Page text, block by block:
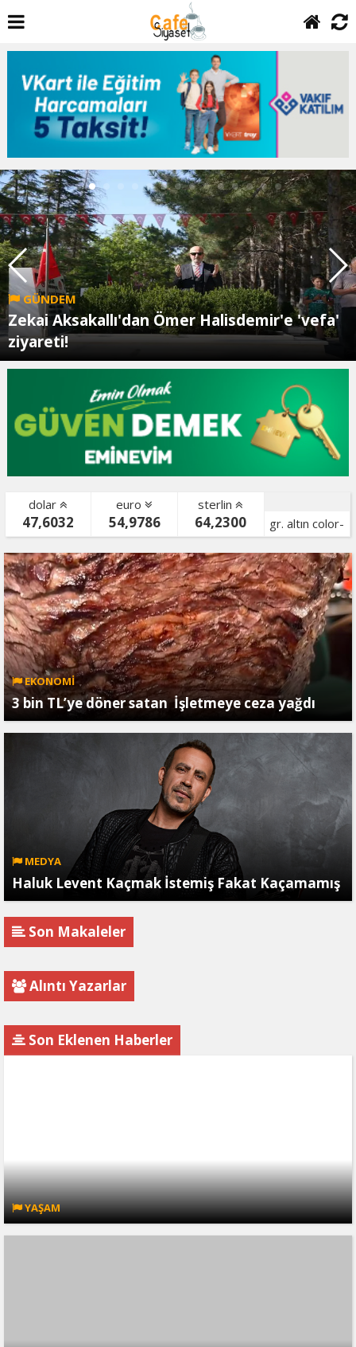
GÜNDEM
Zekai Aksakallı'dan Ömer Halisdemir'e 'vefa'
ziyareti!
dolar
47,6032
euro
54,9786
sterlin
64,2300
gr. altın color-
bist color-
EKONOMİ
3 bin TL’ye döner satan İşletmeye ceza yağdı
MEDYA
Haluk Levent Kaçmak İstemiş Fakat Kaçamamış
Son Makaleler
Alıntı Yazarlar
Son Eklenen Haberler
YAŞAM